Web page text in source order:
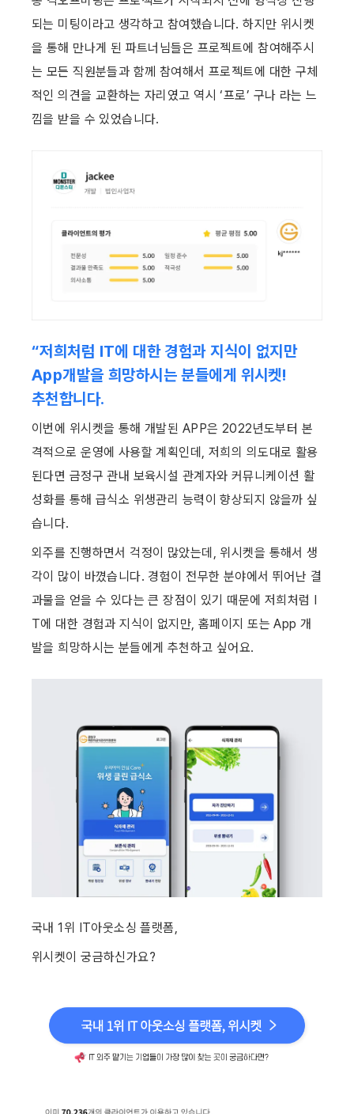
되는 미팅이라고 생각하고 참여했습니다. 하지만 위시켓
을 통해 만나게 된 파트너님들은 프로젝트에 참여해주시
는 모든 직원분들과 함께 참여해서 프로젝트에 대한 구체
적인 의견을 교환하는 자리였고 역시 ‘프로’ 구나 라는 느
낌을 받을 수 있었습니다.
“저희처럼 IT에 대한 경험과 지식이 없지만
App개발을 희망하시는 분들에게 위시켓!
추천합니다.
이번에 위시켓을 통해 개발된 APP은 2022년도부터 본
격적으로 운영에 사용할 계획인데, 저희의 의도대로 활용
된다면 금정구 관내 보육시설 관계자와 커뮤니케이션 활
성화를 통해 급식소 위생관리 능력이 향상되지 않을까 싶
습니다.
외주를 진행하면서 걱정이 많았는데, 위시켓을 통해서 생
각이 많이 바꼈습니다. 경험이 전무한 분야에서 뛰어난 결
과물을 얻을 수 있다는 큰 장점이 있기 때문에 저희처럼 I
T에 대한 경험과 지식이 없지만, 홈페이지 또는 App 개
발을 희망하시는 분들에게 추천하고 싶어요.
국내 1위 IT아웃소싱 플랫폼,
위시켓이 궁금하신가요?